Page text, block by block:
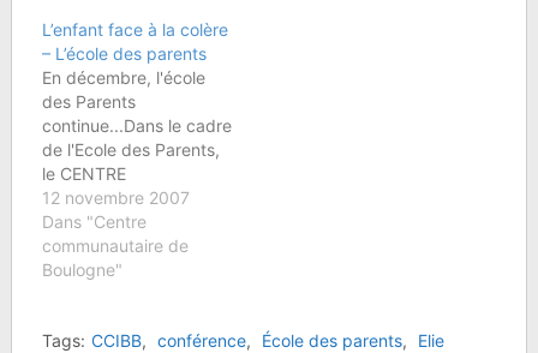
L’enfant face à la colère
– L’école des parents
En décembre, l'école
des Parents
continue...Dans le cadre
de l'Ecole des Parents,
le CENTRE
COMMUNAUTAIRE DE
BOULOGNE et LEV vous
invitent à une Soirée
Conférence du Rav Elie
COLEREMercredi 5
12 novembre 2007
Dans "Centre
communautaire de
Boulogne"
Tags: CCIBB, conférence, École des parents,
Elie